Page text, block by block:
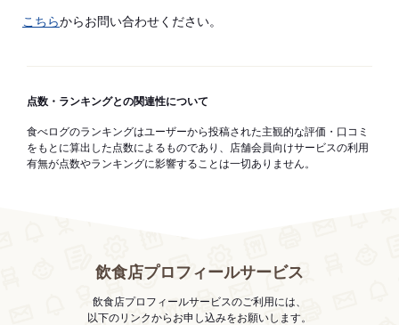
こちらからお問い合わせください。
点数・ランキングとの関連性について
食べログのランキングはユーザーから投稿された主観的な評価・口コミ
をもとに算出した点数によるものであり、店舗会員向けサービスの利用
有無が点数やランキングに影響することは一切ありません。
飲食店プロフィールサービス
飲食店プロフィールサービスのご利用には、
以下のリンクからお申し込みをお願いします。